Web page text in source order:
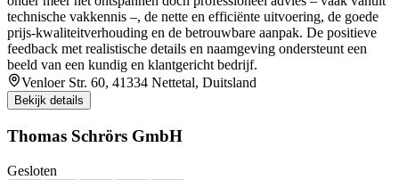
technische vakkennis –, de nette en efficiënte uitvoering, de goede
prijs‑kwaliteitverhouding en de betrouwbare aanpak. De positieve
feedback met realistische details en naamgeving ondersteunt een
beeld van een kundig en klantgericht bedrijf.
Venloer Str. 60, 41334 Nettetal, Duitsland
Bekijk details
Thomas Schrörs GmbH
Gesloten